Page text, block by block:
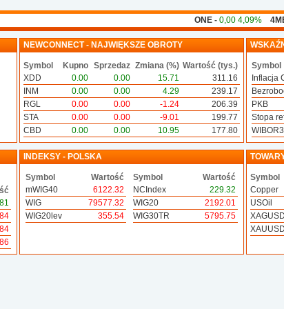
0,00 4,09%4MB -
NEWCONNECT - NAJWIĘKSZE OBROTY
Symbol Kupno Sprzedaz Zmiana (%) Wartość (tys.)
XDD
0.00 0.00 15.71
311.16
INM
0.00 0.00 4.29
239.17
RGL
0.00 0.00 -1.24
206.39
STA
0.00 0.00 -9.01
199.77
CBD
0.00 0.00 10.95 177.80
Symbol
Inflacja
PKB
Stopa
INDEKSY - POLSKA
Symbol
Wartość
mWIG40
6122.32
WIG
79577.32
WIG20lev
355.54
Symbol
Wartość
NCIndex
229.32
WIG20
2192.01
WIG30TR
5795.75
Symbol
Copper
USOil
XAGUSD
XAUUSD